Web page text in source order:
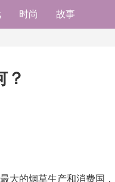
时尚 故事
？
大的烟草生产和消费国，